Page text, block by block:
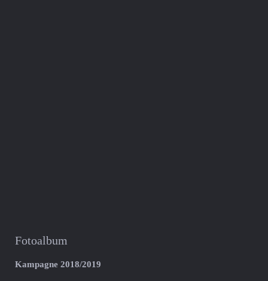
Fotoalbum
Kampagne 2018/2019